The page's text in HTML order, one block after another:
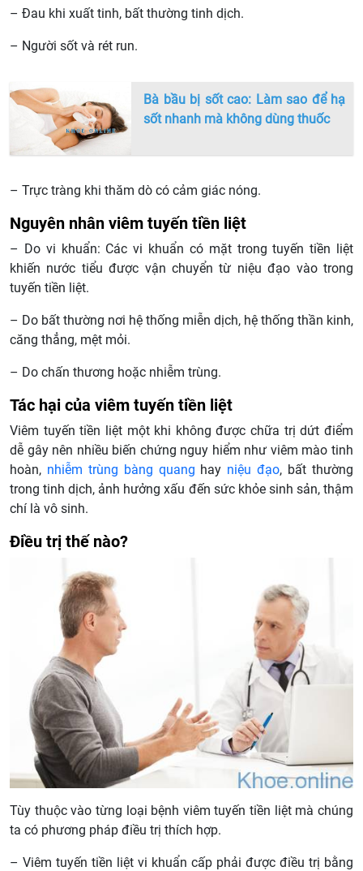
– Đau khi xuất tinh, bất thường tinh dịch.
– Người sốt và rét run.
Bà bầu bị sốt cao: Làm sao để hạ
sốt nhanh mà không dùng thuốc
– Trực tràng khi thăm dò có cảm giác nóng.
Nguyên nhân viêm tuyến tiền liệt
– Do vi khuẩn: Các vi khuẩn có mặt trong tuyến tiền liệt
khiến nước tiểu được vận chuyển từ niệu đạo vào trong
tuyến tiền liệt.
– Do bất thường nơi hệ thống miễn dịch, hệ thống thần kinh,
căng thẳng, mệt mỏi.
– Do chấn thương hoặc nhiễm trùng.
Tác hại của viêm tuyến tiền liệt
Viêm tuyến tiền liệt một khi không được chữa trị dứt điểm
dễ gây nên nhiều biến chứng nguy hiểm như viêm mào tinh
hoàn, nhiễm trùng bàng quang hay niệu đạo, bất thường
trong tinh dịch, ảnh hưởng xấu đến sức khỏe sinh sản, thậm
chí là vô sinh.
Điều trị thế nào?
Tùy thuộc vào từng loại bệnh viêm tuyến tiền liệt mà chúng
ta có phương pháp điều trị thích hợp.
– Viêm tuyến tiền liệt vi khuẩn cấp phải được điều trị bằng